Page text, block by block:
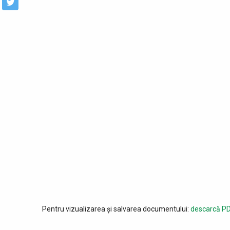
Pentru vizualizarea și salvarea documentului: descarcă